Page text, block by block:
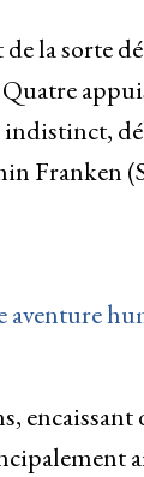
la sorte
Franken
aventure
encaissant